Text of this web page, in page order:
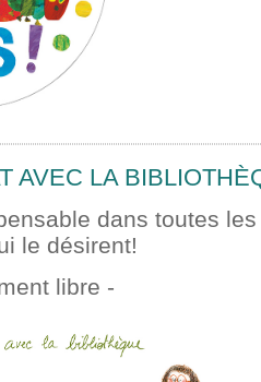
AVEC LA
dans toutes
le désirent!
libre -